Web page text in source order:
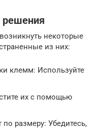
некоторые
из них:
клемм: Используйте
их с помощью
размеру: Убедитесь,